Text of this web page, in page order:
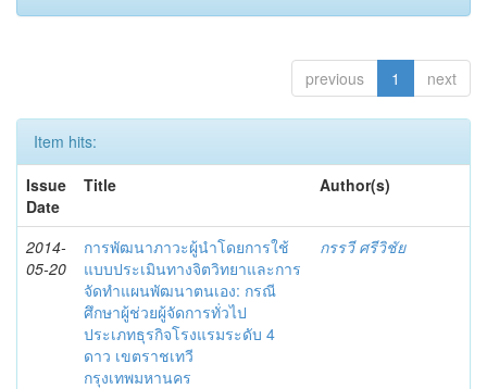
previous 1 next
Item hits:
Issue
Date
Title Author(s)
2014-
05-20
การพัฒนาภาวะผู้นำโดยการใช้
แบบประเมินทางจิตวิทยาและการ
จัดทำแผนพัฒนาตนเอง: กรณี
ศึกษาผู้ช่วยผู้จัดการทั่วไป
ประเภทธุรกิจโรงแรมระดับ 4
ดาว เขตราชเทวี
กรุงเทพมหานคร
กรรวี ศรีวิชัย